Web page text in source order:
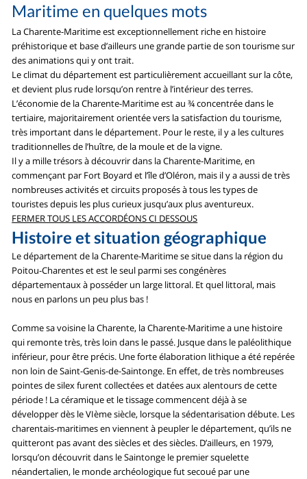
Maritime en quelques mots
La Charente-Maritime est exceptionnellement riche en histoire
préhistorique et base d’ailleurs une grande partie de son tourisme sur
des animations qui y ont trait.
Le climat du département est particulièrement accueillant sur la côte,
et devient plus rude lorsqu’on rentre à l’intérieur des terres.
L’économie de la Charente-Maritime est au ¾ concentrée dans le
tertiaire, majoritairement orientée vers la satisfaction du tourisme,
très important dans le département. Pour le reste, il y a les cultures
traditionnelles de l’huître, de la moule et de la vigne.
Il y a mille trésors à découvrir dans la Charente-Maritime, en
commençant par Fort Boyard et l’île d’Oléron, mais il y a aussi de très
nombreuses activités et circuits proposés à tous les types de
touristes depuis les plus curieux jusqu’aux plus aventureux.
FERMER TOUS LES ACCORDÉONS CI DESSOUS
Histoire et situation géographique
Le département de la Charente-Maritime se situe dans la région du
Poitou-Charentes et est le seul parmi ses congénères
départementaux à posséder un large littoral. Et quel littoral, mais
nous en parlons un peu plus bas !
Comme sa voisine la Charente, la Charente-Maritime a une histoire
qui remonte très, très loin dans le passé. Jusque dans le paléolithique
inférieur, pour être précis. Une forte élaboration lithique a été repérée
non loin de Saint-Genis-de-Saintonge. En effet, de très nombreuses
pointes de silex furent collectées et datées aux alentours de cette
période ! La céramique et le tissage commencent déjà à se
développer dès le VIème siècle, lorsque la sédentarisation débute. Les
charentais-maritimes en viennent à peupler le département, qu’ils ne
quitteront pas avant des siècles et des siècles. D’ailleurs, en 1979,
lorsqu’on découvrit dans le Saintonge le premier squelette
néandertalien, le monde archéologique fut secoué par une